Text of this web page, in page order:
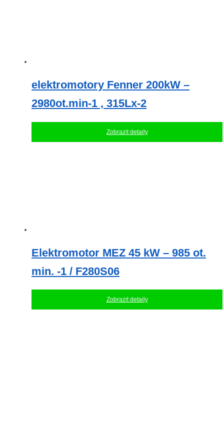
elektromotory Fenner 200kW –
2980ot.min-1 , 315Lx-2
Zobrazit detaily
Elektromotor MEZ 45 kW – 985 ot.
min. -1 / F280S06
Zobrazit detaily